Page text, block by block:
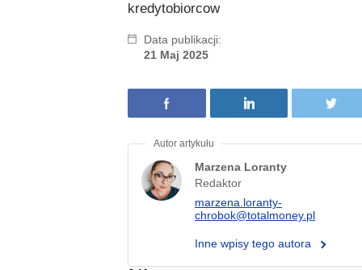
kredytobiorcow
Data publikacji:
21 Maj 2025
Marzena Loranty
Redaktor
marzena.loranty-
chrobok@totalmoney.pl
Inne wpisy tego autora